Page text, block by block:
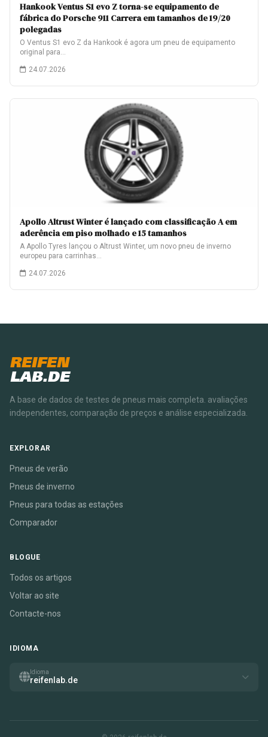
Hankook Ventus S1 evo Z torna-se equipamento de
fábrica do Porsche 911 Carrera em tamanhos de 19/20
polegadas
O Ventus S1 evo Z da Hankook é agora um pneu de equipamento
original para…
24.07.2026
Apollo Altrust Winter é lançado com classificação A em
aderência em piso molhado e 15 tamanhos
A Apollo Tyres lançou o Altrust Winter, um novo pneu de inverno
europeu para carrinhas…
24.07.2026
REIFEN
LAB.DE
A base de dados de testes de pneus mais completa. avaliações
independentes, comparação de preços e análise especializada.
EXPLORAR
Pneus de verão
Pneus de inverno
Pneus para todas as estações
Comparador
BLOGUE
Todos os artigos
Voltar ao site
Contacte-nos
IDIOMA
Idioma
reifenlab.de